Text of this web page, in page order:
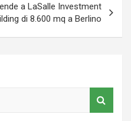
a LaSalle Investment
di 8.600 mq a Berlino